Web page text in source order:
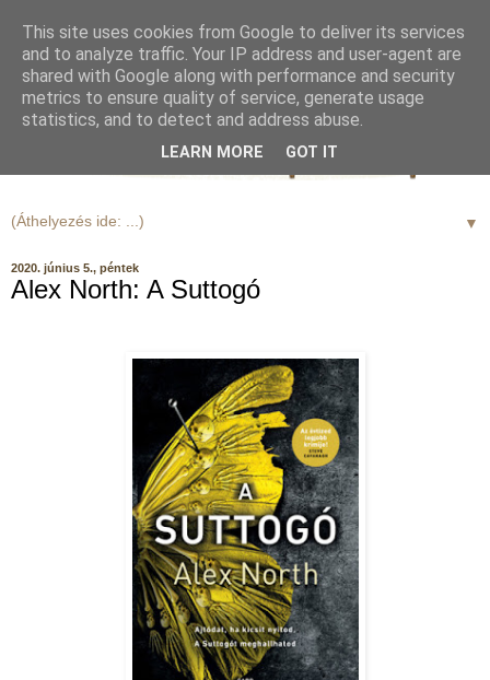
▼
2020. június 5., péntek
Alex North: A Suttogó
This site uses cookies from Google to deliver its services
and to analyze traffic. Your IP address and user-agent are
shared with Google along with performance and security
metrics to ensure quality of service, generate usage
statistics, and to detect and address abuse.
LEARN MORE GOT IT